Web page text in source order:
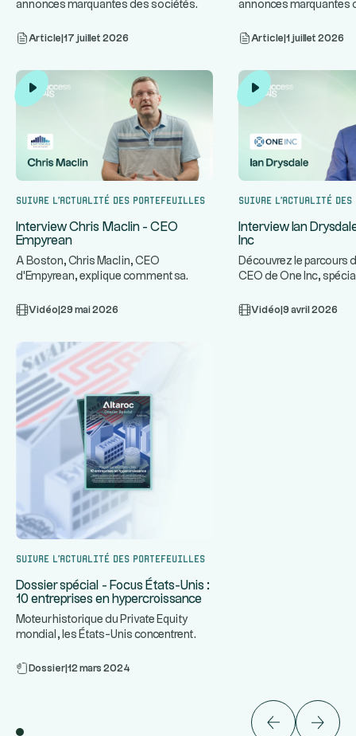
annonces marquantes des sociétés
Article 17 juillet 2026
annonces marquantes
Article 1 juillet 2026
Suivre l’actualité des portefeuilles
Interview Chris Maclin - CEO
Empyrean
A Boston, Chris Maclin, CEO
d'Empyrean, explique comment sa
ban...
Vidéo 29 mai 2026
Suivre l’actualité
Interview Ian
Inc
Découvrez le parcours
CEO de One Inc,
Vidéo 9 avril 2026
Suivre l’actualité des portefeuilles
Dossier spécial - Focus États-Unis :
10 entreprises en hypercroissance
Moteur historique du Private Equity
mondial, les États-Unis concentrent
Dossier 12 mars 2024